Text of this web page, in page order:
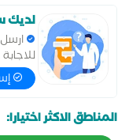
لديك
المناطق الاكثر اختيارا: